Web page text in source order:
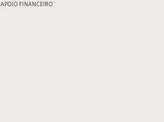
APOIO FINANCEIRO